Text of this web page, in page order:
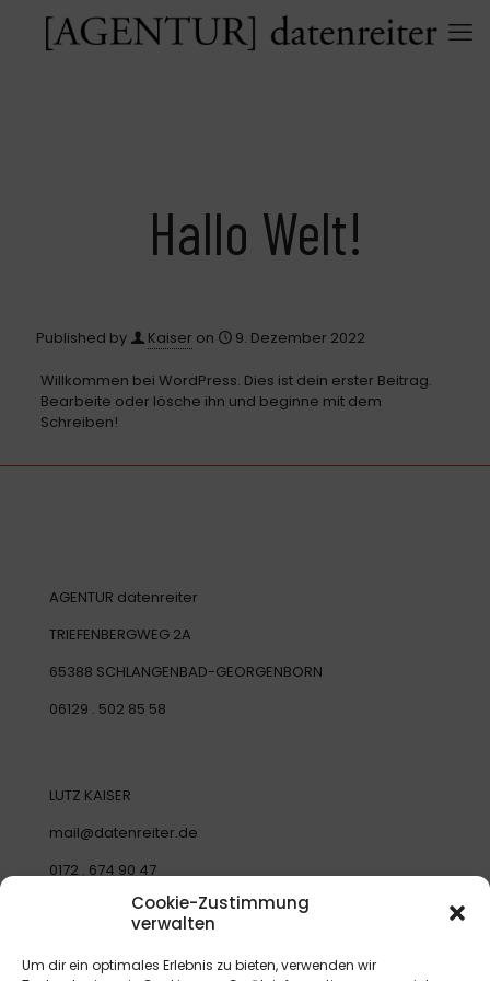
Cookie-Zustimmung
verwalten
Um dir ein optimales Erlebnis zu bieten, verwenden wir
Hallo Welt!
Published by Kaiser on 9. Dezember 2022
Willkommen bei WordPress. Dies ist dein erster Beitrag.
Bearbeite oder lösche ihn und beginne mit dem
Schreiben!
AGENTUR datenreiter
TRIEFENBERGWEG 2A
65388 SCHLANGENBAD-GEORGENBORN
06129 . 502 85 58
LUTZ KAISER
mail@datenreiter.de
0172 . 674 90 47
EMELY GRUND